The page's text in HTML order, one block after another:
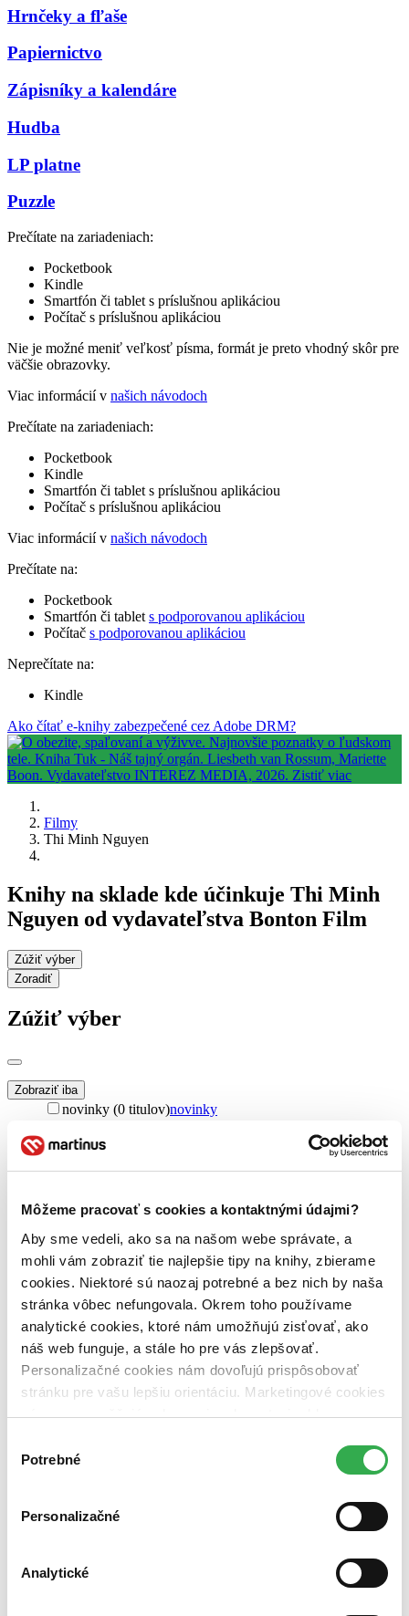
Môžeme pracovať s cookies a kontaktnými údajmi?
Aby sme vedeli, ako sa na našom webe správate, a
mohli vám zobraziť tie najlepšie tipy na knihy, zbierame
cookies. Niektoré sú naozaj potrebné a bez nich by naša
stránka vôbec nefungovala. Okrem toho používame
analytické cookies, ktoré nám umožňujú zisťovať, ako
náš web funguje, a stále ho pre vás zlepšovať.
Personalizačné cookies nám dovoľujú prispôsobovať
stránku pre vašu lepšiu orientáciu. Marketingové cookies
nám zas umožňujú zobrazenie relevantnej reklamy.
nám pomohlo, keby sme mohli používať všetky tieto
súhlasu
Potrebné
Personalizačné
Analytické
Hrnčeky a fľaše
Papiernictvo
Zápisníky a kalendáre
Hudba
LP platne
Puzzle
Prečítate na zariadeniach:
Pocketbook
Kindle
Smartfón či tablet s príslušnou aplikáciou
Počítač s príslušnou aplikáciou
Nie je možné meniť veľkosť písma, formát je preto vhodný skôr pre
väčšie obrazovky.
Viac informácií v našich návodoch
Prečítate na zariadeniach:
Pocketbook
Kindle
Smartfón či tablet s príslušnou aplikáciou
Počítač s príslušnou aplikáciou
Viac informácií v našich návodoch
Prečítate na:
Pocketbook
Smartfón či tablet s podporovanou aplikáciou
Počítač s podporovanou aplikáciou
Neprečítate na:
Kindle
Ako čítať e-knihy zabezpečené cez Adobe DRM?
Filmy
Thi Minh Nguyen
Knihy na sklade kde účinkuje Thi Minh
Nguyen od vydavateľstva Bonton Film
Zúžiť výber
Zoradiť
Zúžiť výber
Zobraziť iba
novinky (0 titulov)novinky
Dostupnosť
pripravujeme (0 titulov)pripravujeme
dostupná (bez vypredaných) (0 titulov)dostupná (bez
vypredaných)
Nové / čítané
nová (0 titulov)nová
čítaná (0 titulov)čítaná
čítaná - výborný stav
čítaná - mierne opotrebovaná (0 titulov)čítaná - mierne
opotrebovaná
čítané verzie vypredaných kníh (0 titulov)čítané verzie
Bestsellery
Top hodnotené